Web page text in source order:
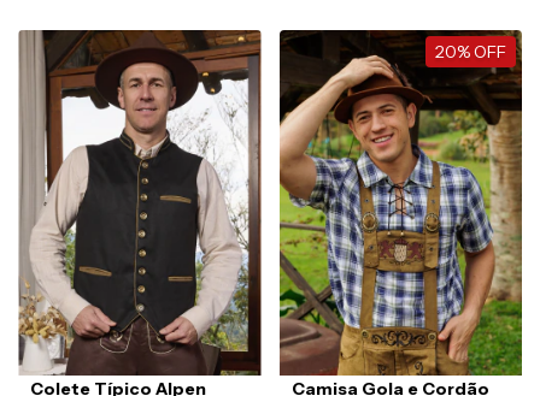
Colete Típico Alpen
20%OFF
Camisa Gola e Cordão